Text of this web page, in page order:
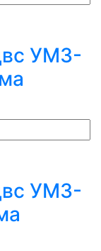
УМЗ-
УМЗ-